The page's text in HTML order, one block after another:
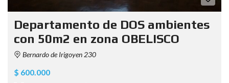
Departamento de DOS ambientes
con 50m2 en zona OBELISCO
Bernardo de Irigoyen 230
$ 600.000